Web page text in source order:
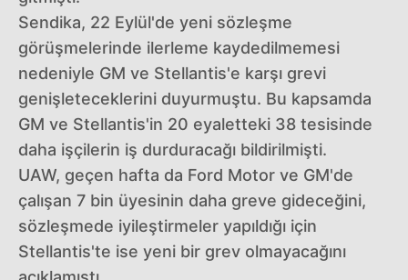
Sendika, 22 Eylül'de yeni sözleşme
görüşmelerinde ilerleme kaydedilmemesi
nedeniyle GM ve Stellantis'e karşı grevi
genişleteceklerini duyurmuştu. Bu kapsamda
GM ve Stellantis'in 20 eyaletteki 38 tesisinde
daha işçilerin iş durduracağı bildirilmişti.
UAW, geçen hafta da Ford Motor ve GM'de
çalışan 7 bin üyesinin daha greve gideceğini,
sözleşmede iyileştirmeler yapıldığı için
Stellantis'te ise yeni bir grev olmayacağını